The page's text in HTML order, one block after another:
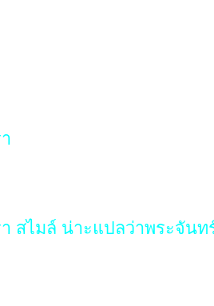
สไมล์ น่าะแปลว่าพระจัน